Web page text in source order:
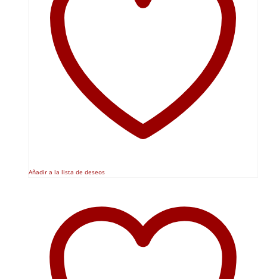
Añadir a la lista de deseos